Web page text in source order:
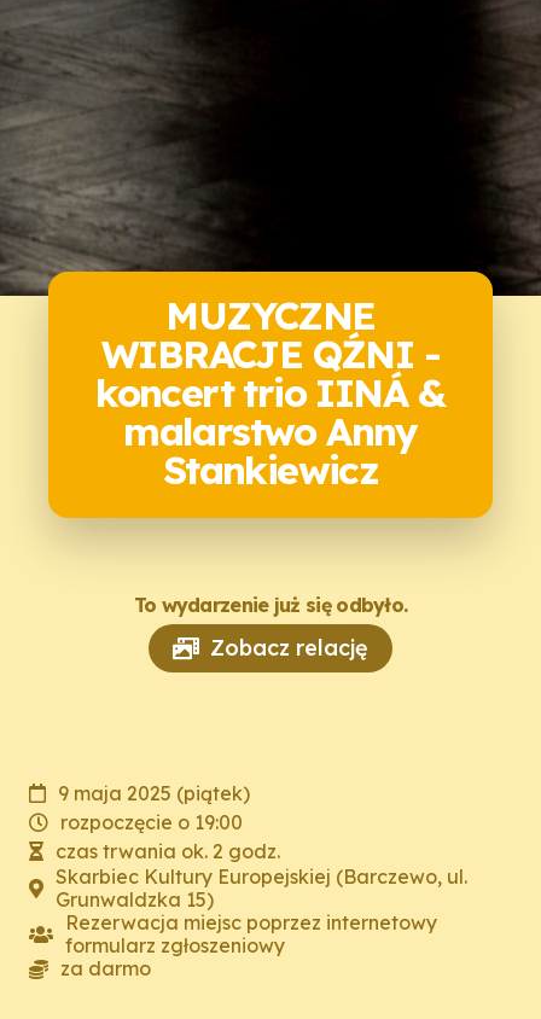
MUZYCZNE
WIBRACJE QŹNI -
koncert trio IINÁ &
malarstwo Anny
Stankiewicz
To wydarzenie już się odbyło.
Zobacz relację
9 maja 2025 (piątek)
rozpoczęcie o 19:00
czas trwania ok. 2 godz.
Skarbiec Kultury Europejskiej (Barczewo, ul.
Grunwaldzka 15)
Rezerwacja miejsc poprzez internetowy
formularz zgłoszeniowy
za darmo